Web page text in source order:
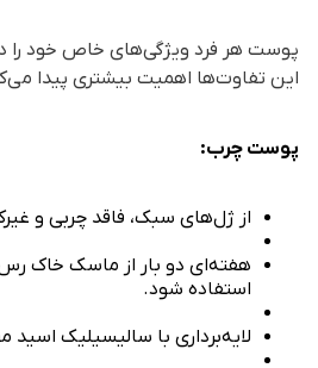
پوست هر فرد ویژگی‌های خاص خود را
این تفاوت‌ها اهمیت بیشتری پیدا
پوست چرب:
از ژل‌های سبک، فاقد چربی و
هفته‌ای دو بار از ماسک خاک رس
استفاده شود.
لایه‌برداری با سالیسیلیک